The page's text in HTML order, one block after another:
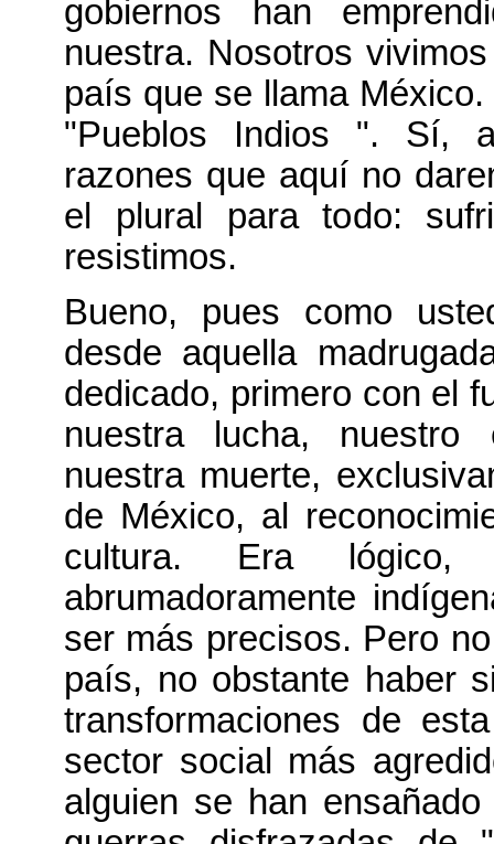
gobiernos han
nuestra. Nosotros
país que se llama
"Pueblos Indios ". Sí,
razones que aquí no
el plural para todo:
resistimos.
Bueno, pues como
desde aquella
dedicado, primero con el
nuestra lucha,
nuestra muerte,
de México, al
cultura. Era lógico,
abrumadoramente
ser más precisos. Pero
país, no obstante haber
transformaciones de
sector social más
alguien se han